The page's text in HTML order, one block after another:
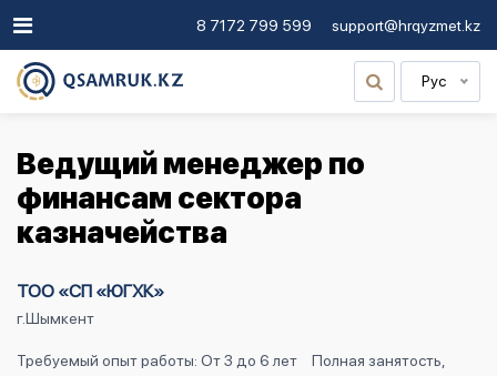
8 7172 799 599 support@hrqyzmet.kz
Рус
Ведущий менеджер по
финансам сектора
казначейства
ТОО «СП «ЮГХК»
г.Шымкент
Требуемый опыт работы: От 3 до 6 лет
Полная занятость,